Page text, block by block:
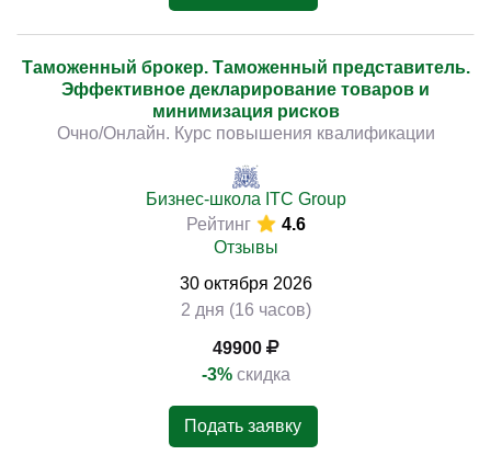
Таможенный брокер. Таможенный представитель.
Эффективное декларирование товаров и
минимизация рисков
Очно/Онлайн. Курс повышения квалификации
Бизнес-школа ITC Group
Рейтинг
4.6
Отзывы
30 октября 2026
2 дня (16 часов)
49900
-3% скидка
Подать заявку